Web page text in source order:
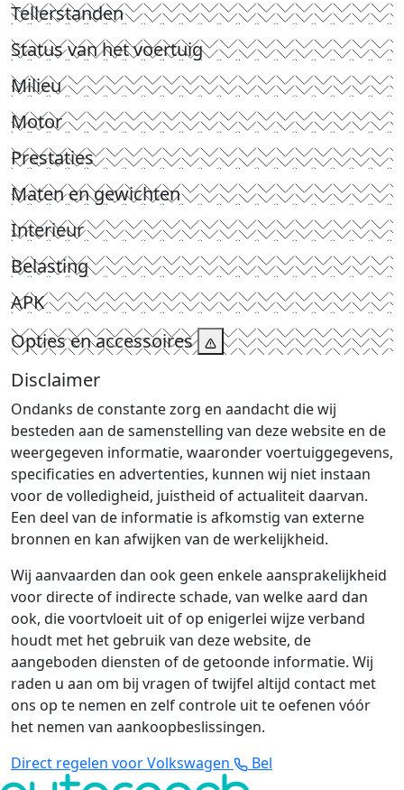
Tellerstanden
Status van het voertuig
Milieu
Motor
Prestaties
Maten en gewichten
Interieur
Belasting
APK
Opties en accessoires
Disclaimer
Ondanks de constante zorg en aandacht die wij
besteden aan de samenstelling van deze website en de
weergegeven informatie, waaronder voertuiggegevens,
specificaties en advertenties, kunnen wij niet instaan
voor de volledigheid, juistheid of actualiteit daarvan.
Een deel van de informatie is afkomstig van externe
bronnen en kan afwijken van de werkelijkheid.
Wij aanvaarden dan ook geen enkele aansprakelijkheid
voor directe of indirecte schade, van welke aard dan
ook, die voortvloeit uit of op enigerlei wijze verband
houdt met het gebruik van deze website, de
aangeboden diensten of de getoonde informatie. Wij
raden u aan om bij vragen of twijfel altijd contact met
ons op te nemen en zelf controle uit te oefenen vóór
het nemen van aankoopbeslissingen.
Direct regelen voor Volkswagen
Bel